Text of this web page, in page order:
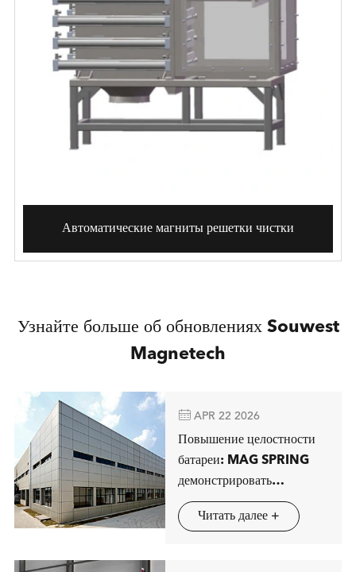
Автоматические магниты решетки чистки
Узнайте больше об обновлениях Souwest
Magnetech
 APR 22 2026
Повышение целостности
батареи: MAG SPRING
демонстрировать
передовые решения
магнитной сепарации в
Читать далее +